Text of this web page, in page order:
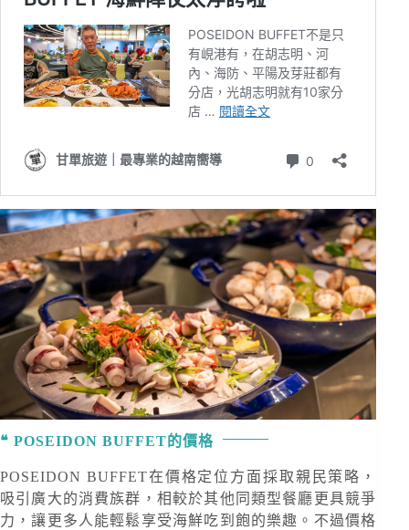
POSEIDON BUFFET的價格
POSEIDON BUFFET在價格定位方面採取親民策略，
吸引廣大的消費族群，相較於其他同類型餐廳更具競爭
力，讓更多人能輕鬆享受海鮮吃到飽的樂趣。不過價格